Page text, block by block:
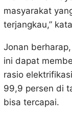
masyarakat
terjangkau,”
Jonan
ini dapat
rasio
99,9 persen di
bisa tercapai.